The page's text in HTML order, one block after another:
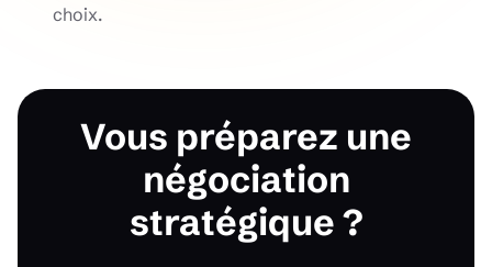
choix.
Vous préparez une
négociation
stratégique ?